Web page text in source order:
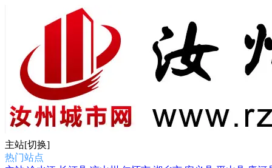
主站[切换]
热门站点